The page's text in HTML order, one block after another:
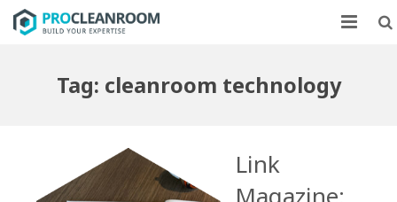
CASE STUDIES
Tag: cleanroom technology
Link
Magazine: